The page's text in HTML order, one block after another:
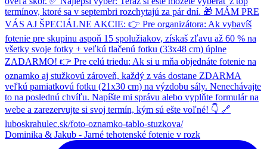
Dominika & Jakub - Jarné tehotenské fotenie v rozk